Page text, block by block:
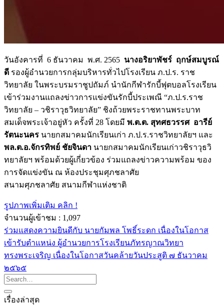
วันอังคารที่ 6 ธันวาคม พ.ศ. 2565 นางอริยาพัชร์ ฤกษ์สมบูรณ์
ดี รองผู้อำนวยการกลุ่มบริหารทั่วไปโรงเรียน ภ.ป.ร. ราช
วิทยาลัย ในพระบรมราชูปถัมภ์ นำนักกีฬารักบี้ฟุตบอลโรงเรียน
เข้าร่วมงานแถลงข่าวการแข่งขันรักบี้ประเพณี “ภ.ป.ร.ราช
วิทยาลัย – วชิราวุธวิทยาลัย” ชิงถ้วยพระราชทานพระบาท
สมเด็จพระเจ้าอยู่หัว ครั้งที่ 28 โดยมี พ.ต.ต. สุทศธวรรศ อารีย์
รัตนะนคร นายกสมาคมนักเรียนเก่า ภ.ป.ร.ราชวิทยาลัยฯ และ
พล.ต.อ.จักรทิพย์ ชัยจินดา นายกสมาคมนักเรียนเก่าวชิราวุธวิ
ทยาลัยฯ พร้อมด้วยผู้เกี่ยวข้อง ร่วมแถลงข่าวความพร้อม ของ
การจัดแข่งขัน ณ ห้องประชุมศุภชลาศัย
สนามศุภชลาศัย สนามกีฬาแห่งชาติ
รูปภาพเพิ่มเติม คลิก !
จำนวนผู้เข้าชม : 1,097
ร่วมแสดงความยินดีกับ นายกัมพล โพธิ์ระดก เนื่องในโอกาส
เข้ารับตำแหน่ง ผู้อำนวยการโรงเรียนภัทรญาณวิทยา
ทรงพระเจริญ เนื่องในโอกาสวันคล้ายวันประสูติ ๗ ธันวาคม
๒๕๖๕
เรื่องล่าสุด